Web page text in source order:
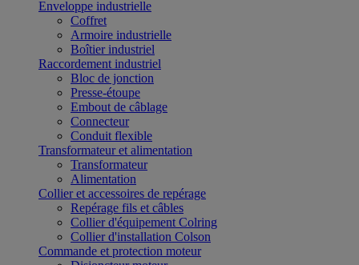
Enveloppe industrielle
Coffret
Armoire industrielle
Boîtier industriel
Raccordement industriel
Bloc de jonction
Presse-étoupe
Embout de câblage
Connecteur
Conduit flexible
Transformateur et alimentation
Transformateur
Alimentation
Collier et accessoires de repérage
Repérage fils et câbles
Collier d'équipement Colring
Collier d'installation Colson
Commande et protection moteur